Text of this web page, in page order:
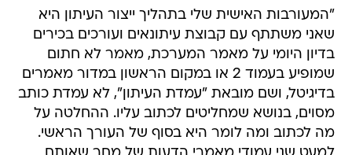
"המעורבות האישית שלי בתהליך ייצור העיתון היא
שאני משתתף עם קבוצת עיתונאים ועורכים בכירים
בדיון היומי על מאמר המערכת, מאמר לא חתום
שמופיע בעמוד 2 או במקום הראשון במדור מאמרים
בדיגיטל, ושם מובאת "עמדת העיתון", לא עמדת כותב
מסוים, בנושא שמחליטים לכתוב עליו. ההחלטה על
מה לכתוב ומה לומר היא בסוף של העורך הראשי.